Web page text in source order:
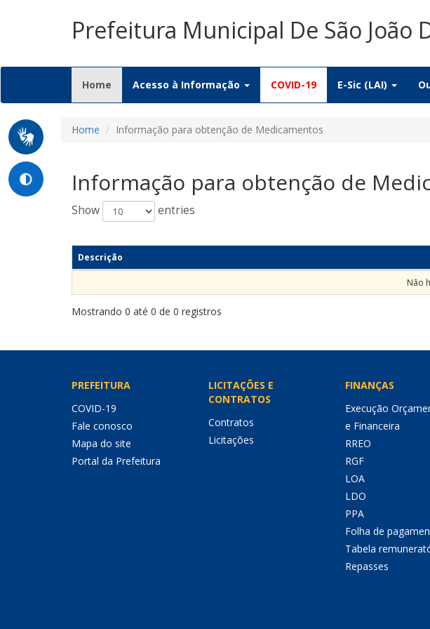
Prefeitura Municipal De São João
Home (current)
Acesso à Informação COVID-19 E-Sic (LAI)
Home Informação para obtenção de Medicamentos
Informação para obtenção de
Show
entries
Descrição
Não
Mostrando 0 até 0 de 0 registros
PREFEITURA
COVID-19
Fale conosco
Mapa do site
Portal da Prefeitura
LICITAÇÕES E
CONTRATOS
Contratos
Licitações
FINANÇAS
Execução
e Financeira
RREO
RGF
LOA
LDO
PPA
Folha de
Tabela
Repasses